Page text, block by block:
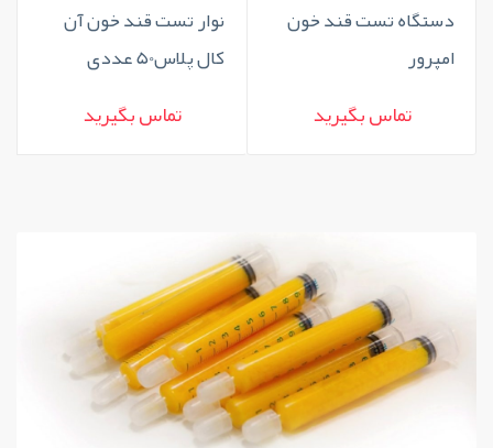
دستگاه تست قند خون
امپرور
تماس بگیرید
نوار تست قند خون آن
کال پلاس50 عددی
تماس بگیرید